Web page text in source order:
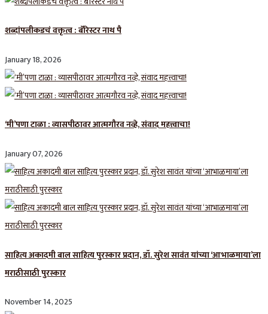
शब्दांपलीकडचं वक्तृत्व : बॅरिस्टर नाथ पै
January 18, 2026
‘मी’पणा टाळा : व्यासपीठावर आत्मगौरव नव्हे, संवाद महत्त्वाचा!
January 07, 2026
साहित्य अकादमी बाल साहित्य पुरस्कार प्रदान, डॉ. सुरेश सावंत यांच्या ‘आभाळमाया’ला
मराठीसाठी पुरस्कार
November 14, 2025